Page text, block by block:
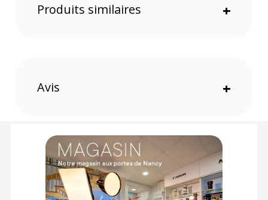
vue.
Caractéristiques du mini trépied Sirui compact TT-50 :
Dimensions (plié) : 18 cm
Hauteur maximale : 52 cm
Charge maximale : 3 kg
CONTENU DU CARTON
Produits similaires +
Avis +